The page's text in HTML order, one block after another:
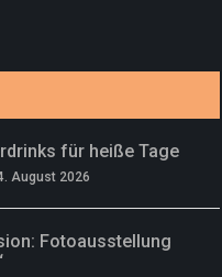
zur Fußball-WM
für heiße Tage
August 2026
Fotoausstellung